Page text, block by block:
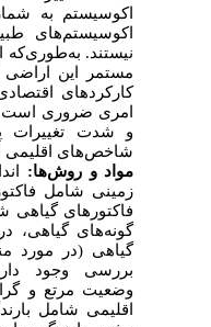
اکوسیستم به
اکوسیستم‌های
نیستند. به‌طوری‌که
مستمر این اراضی
کارکردهای
امری ضروری
و شدت تغییرات
شاخص‌های
مواد و روش‌ها:
زمینی شامل
فاکتورهای
گونه‌های گیاهی،
گیاهی (در مورد
بررسی وجود
وضعیت مرتع و
اقلیمی شامل